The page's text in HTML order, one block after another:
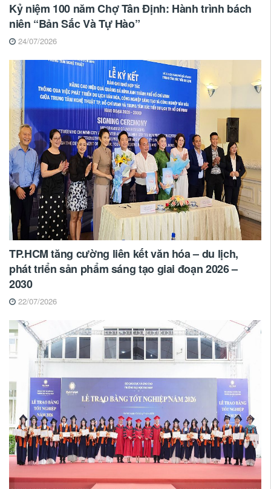
Kỷ niệm 100 năm Chợ Tân Định: Hành trình bách
niên “Bản Sắc Và Tự Hào”
24/07/2026
TP.HCM tăng cường liên kết văn hóa – du lịch,
phát triển sản phẩm sáng tạo giai đoạn 2026 –
2030
22/07/2026